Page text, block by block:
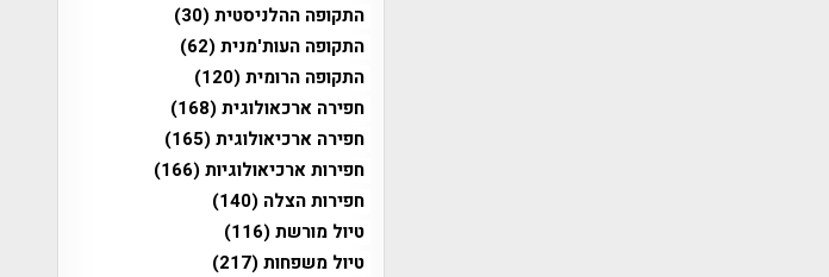
התקופה ההלניסטית(30)
התקופה העות'מנית(62)
התקופה הרומית(120)
חפירה ארכאולוגית(168)
חפירה ארכיאולוגית(165)
חפירות ארכיאולוגיות(166)
חפירות הצלה (140)
טיול מורשת(116)
טיול משפחות(217)